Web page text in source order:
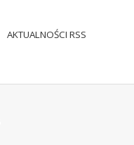
AKTUALNOŚCI RSS